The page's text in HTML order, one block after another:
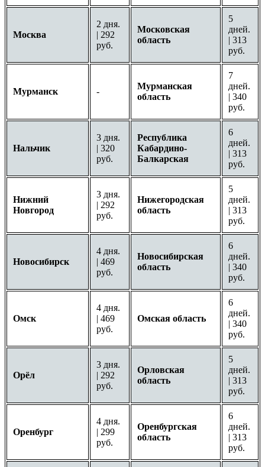
Москва
2 дня.
| 292
руб.
Московская
область
5
дней.
| 313
руб.
Мурманск -
Мурманская
область
7
дней.
| 340
руб.
Нальчик
3 дня.
| 320
руб.
Республика
Кабардино-
Балкарская
6
дней.
| 313
руб.
Нижний
Новгород
3 дня.
| 292
руб.
Нижегородская
область
5
дней.
| 313
руб.
Новосибирск
4 дня.
| 469
руб.
Новосибирская
область
6
дней.
| 340
руб.
Омск
4 дня.
| 469
руб.
Омская область
6
дней.
| 340
руб.
Орёл
3 дня.
| 292
руб.
Орловская
область
5
дней.
| 313
руб.
Оренбург
4 дня.
| 299
руб.
Оренбургская
область
6
дней.
| 313
руб.